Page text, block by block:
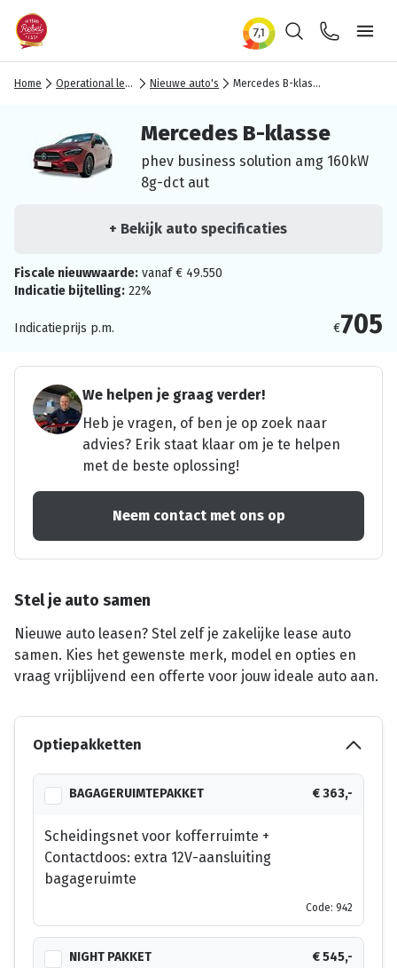
ZoekenContact
Home Operational lease Nieuwe auto's Mercedes B-klasse
Mercedes B-klasse
phev business solution amg 160kW
8g-dct aut
+ Bekijk auto specificaties
Fiscale nieuwwaarde: vanaf € 49.550
Indicatie bijtelling: 22%
Indicatieprijs p.m. €705
We helpen je graag verder!
Heb je vragen, of ben je op zoek naar
advies? Erik staat klaar om je te helpen
met de beste oplossing!
Neem contact met ons op
Stel je auto samen
Nieuwe auto leasen? Stel zelf je zakelijke lease auto
samen. Kies het gewenste merk, model en opties en
vraag vrijblijvend een offerte voor jouw ideale auto aan.
Optiepakketten
BAGAGERUIMTEPAKKET € 363,-
Scheidingsnet voor kofferruimte +
Contactdoos: extra 12V-aansluiting
bagageruimte
Code: 942
NIGHT PAKKET € 545,-